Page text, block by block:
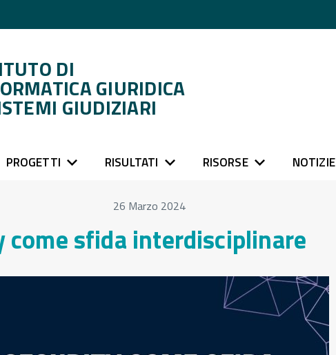
DI
GIURIDICA
GIUDIZIARI
PROGETTI RISULTATI RISORSE NOTIZIE
26 Marzo 2024
come sfida interdisciplinare